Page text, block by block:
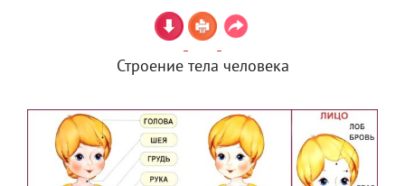
Строение тела человека